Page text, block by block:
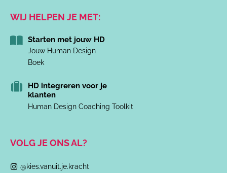
WIJ HELPEN JE MET:
Starten met jouw HD
Jouw Human Design
Boek
HD integreren voor je
klanten
Human Design Coaching Toolkit
VOLG JE ONS AL?
@kies.vanuit.je.kracht